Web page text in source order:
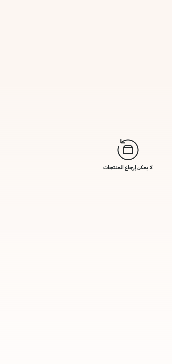
لا يمكن إرجاع المنتجات